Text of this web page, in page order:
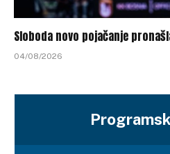
Sloboda novo pojačanje
04/08/2026